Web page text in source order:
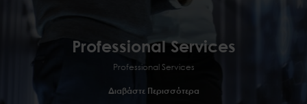
Professional Services
Professional Services
Διαβάστε ΠερισσότεραProfessional Services